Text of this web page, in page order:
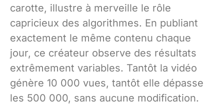
carotte, illustre à merveille le rôle
capricieux des algorithmes. En publiant
exactement le même contenu chaque
jour, ce créateur observe des résultats
extrêmement variables. Tantôt la vidéo
génère 10 000 vues, tantôt elle dépasse
les 500 000, sans aucune modification.